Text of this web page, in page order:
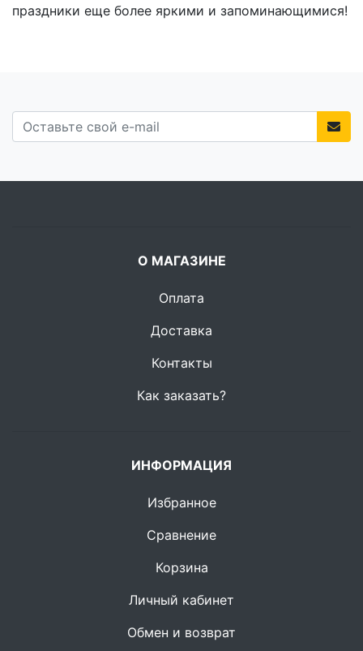
праздники еще более яркими и запоминающимися!
О МАГАЗИНЕ
Оплата
Доставка
Контакты
Как заказать?
ИНФОРМАЦИЯ
Избранное
Сравнение
Корзина
Личный кабинет
Обмен и возврат